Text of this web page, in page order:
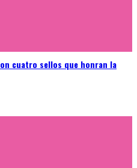
cuatro sellos que honran la